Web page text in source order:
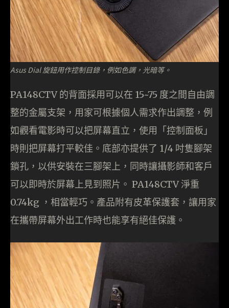
Asus Dial 旋鈕用作控制目錄，例如色調，光暗等。
PA148CTV 的背面採用可以在 15~75 度之間自由調
整的金屬支架，用家可根據個人需求作出調整，例
如觀看電影時可以把屏幕直立，使用「控制面板」
時則把屏幕打平較佳。底部亦提供了 1/4 吋隻腳架
鎖孔，以供安裝在三腳架上，同時讓攝影師和客戶
可以即時於屏幕上見到照片。 PA148CTV 淨重
0.74kg ，相當輕巧。產品附有皮革保護套，讓用家
在攜帶屏幕外出工作時也能享有絕佳保護。